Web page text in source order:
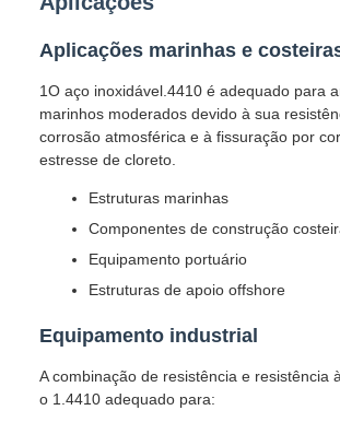
Aplicações marinhas e
1O aço inoxidável.4410 é adequado para
marinhos moderados devido à sua
corrosão atmosférica e à fissuração por
estresse de cloreto.
Estruturas marinhas
Componentes de construção
Equipamento portuário
Estruturas de apoio offshore
Equipamento industrial
A combinação de resistência e resistência
o 1.4410 adequado para: